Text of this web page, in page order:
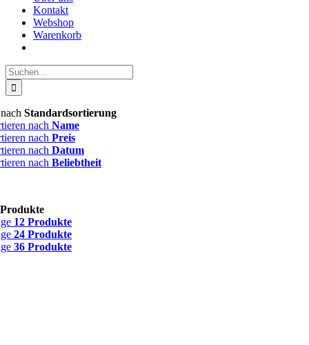
Kontakt
Webshop
Warenkorb
Suche
nach:
Standardsortierung
nach Name
nach Preis
nach Datum
nach Beliebtheit
12 Produkte
24 Produkte
36 Produkte